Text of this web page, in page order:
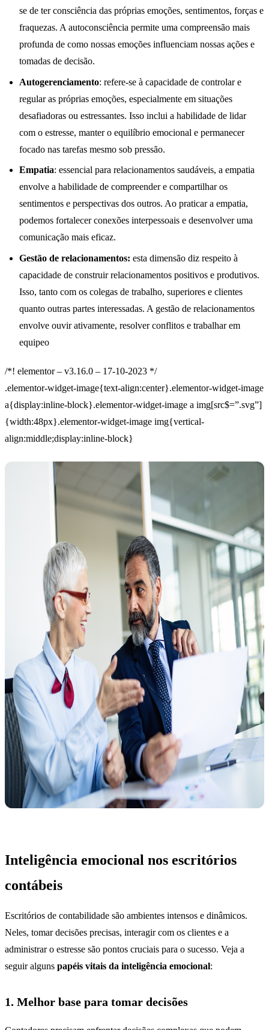
se de ter consciência das próprias emoções, sentimentos, forças e
fraquezas. A autoconsciência permite uma compreensão mais
profunda de como nossas emoções influenciam nossas ações e
tomadas de decisão.
Autogerenciamento: refere-se à capacidade de controlar e
regular as próprias emoções, especialmente em situações
desafiadoras ou estressantes. Isso inclui a habilidade de lidar
com o estresse, manter o equilíbrio emocional e permanecer
focado nas tarefas mesmo sob pressão.
Empatia: essencial para relacionamentos saudáveis, a empatia
envolve a habilidade de compreender e compartilhar os
sentimentos e perspectivas dos outros. Ao praticar a empatia,
podemos fortalecer conexões interpessoais e desenvolver uma
comunicação mais eficaz.
Gestão de relacionamentos: esta dimensão diz respeito à
capacidade de construir relacionamentos positivos e produtivos.
Isso, tanto com os colegas de trabalho, superiores e clientes
quanto outras partes interessadas. A gestão de relacionamentos
envolve ouvir ativamente, resolver conflitos e trabalhar em
equipeo
/*! elementor – v3.16.0 – 17-10-2023 */
.elementor-widget-image{text-align:center}.elementor-widget-image
a{display:inline-block}.elementor-widget-image a img[src$=”.svg”]
{width:48px}.elementor-widget-image img{vertical-
align:middle;display:inline-block}
Inteligência emocional nos escritórios
contábeis
Escritórios de contabilidade são ambientes intensos e dinâmicos.
Neles, tomar decisões precisas, interagir com os clientes e a
administrar o estresse são pontos cruciais para o sucesso. Veja a
seguir alguns papéis vitais da inteligência emocional:
1. Melhor base para tomar decisões